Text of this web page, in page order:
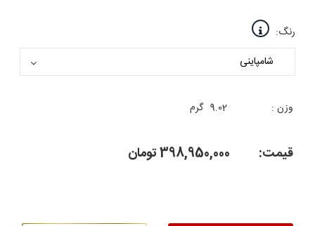
رنگ:
وزن : 9.02 گرم
قیمت: 398,950,000تومان